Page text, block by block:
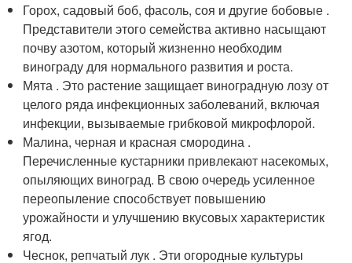
Горох, садовый боб, фасоль, соя и другие бобовые .
Представители этого семейства активно насыщают
почву азотом, который жизненно необходим
винограду для нормального развития и роста.
Мята . Это растение защищает виноградную лозу от
целого ряда инфекционных заболеваний, включая
инфекции, вызываемые грибковой микрофлорой.
Малина, черная и красная смородина .
Перечисленные кустарники привлекают насекомых,
опыляющих виноград. В свою очередь усиленное
переопыление способствует повышению
урожайности и улучшению вкусовых характеристик
ягод.
Чеснок, репчатый лук . Эти огородные культуры